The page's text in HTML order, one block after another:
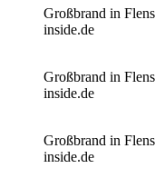
Großbrand in
inside.de
Großbrand in
inside.de
Großbrand in
inside.de